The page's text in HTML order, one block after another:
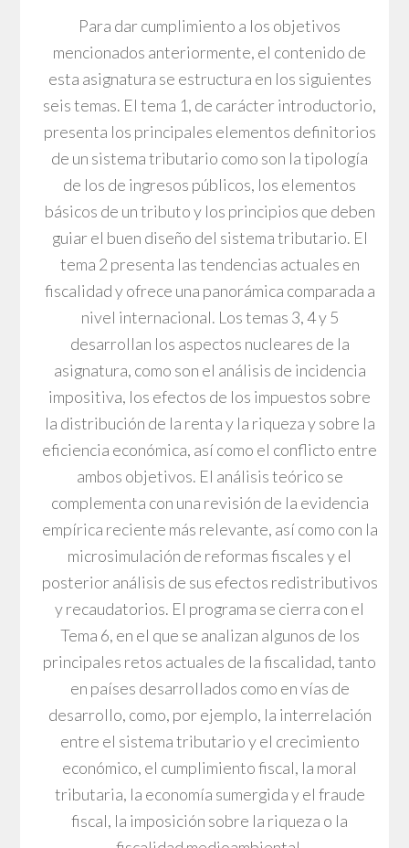
Para dar cumplimiento a los objetivos
mencionados anteriormente, el contenido de
esta asignatura se estructura en los siguientes
seis temas. El tema 1, de carácter introductorio,
presenta los principales elementos definitorios
de un sistema tributario como son la tipología
de los de ingresos públicos, los elementos
básicos de un tributo y los principios que deben
guiar el buen diseño del sistema tributario. El
tema 2 presenta las tendencias actuales en
fiscalidad y ofrece una panorámica comparada a
nivel internacional. Los temas 3, 4 y 5
desarrollan los aspectos nucleares de la
asignatura, como son el análisis de incidencia
impositiva, los efectos de los impuestos sobre
la distribución de la renta y la riqueza y sobre la
eficiencia económica, así como el conflicto entre
ambos objetivos. El análisis teórico se
complementa con una revisión de la evidencia
empírica reciente más relevante, así como con la
microsimulación de reformas fiscales y el
posterior análisis de sus efectos redistributivos
y recaudatorios. El programa se cierra con el
Tema 6, en el que se analizan algunos de los
principales retos actuales de la fiscalidad, tanto
en países desarrollados como en vías de
desarrollo, como, por ejemplo, la interrelación
entre el sistema tributario y el crecimiento
económico, el cumplimiento fiscal, la moral
tributaria, la economía sumergida y el fraude
fiscal, la imposición sobre la riqueza o la